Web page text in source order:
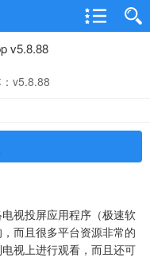
v5.8.88
v5.8.88
视投屏应用程序（极速软
而且很多平台资源非常的
视上进行观看，而且还可